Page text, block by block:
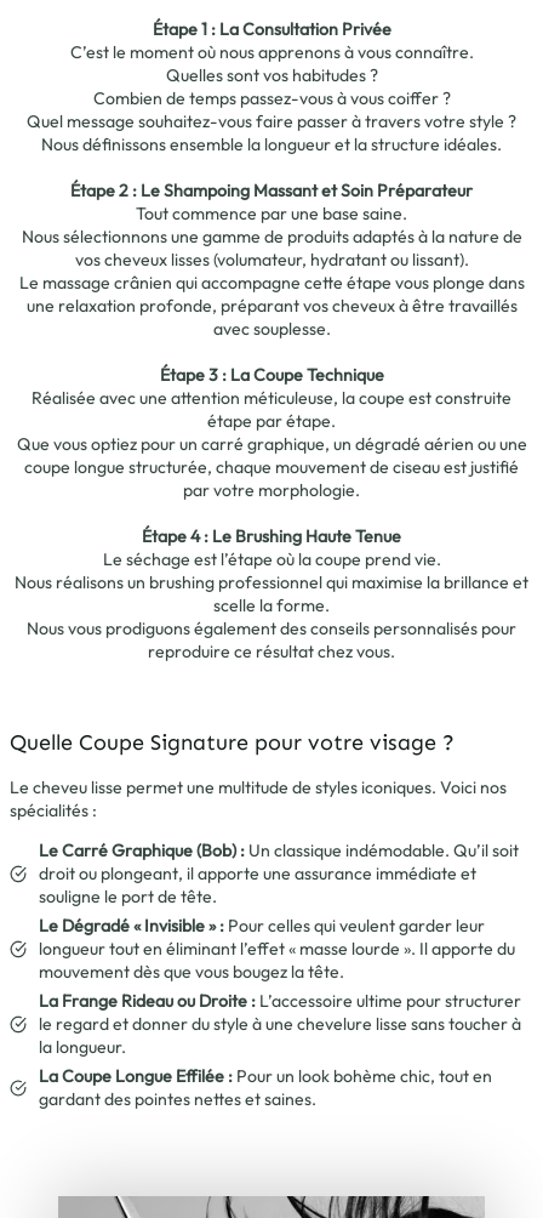
Étape 1 : La Consultation Privée
C’est le moment où nous apprenons à vous connaître.
Quelles sont vos habitudes ?
Combien de temps passez-vous à vous coiffer ?
Quel message souhaitez-vous faire passer à travers votre style ?
Nous définissons ensemble la longueur et la structure idéales.
Étape 2 : Le Shampoing Massant et Soin Préparateur
Tout commence par une base saine.
Nous sélectionnons une gamme de produits adaptés à la nature de
vos cheveux lisses (volumateur, hydratant ou lissant).
Le massage crânien qui accompagne cette étape vous plonge dans
une relaxation profonde, préparant vos cheveux à être travaillés
avec souplesse.
Étape 3 : La Coupe Technique
Réalisée avec une attention méticuleuse, la coupe est construite
étape par étape.
Que vous optiez pour un carré graphique, un dégradé aérien ou une
coupe longue structurée, chaque mouvement de ciseau est justifié
par votre morphologie.
Étape 4 : Le Brushing Haute Tenue
Le séchage est l’étape où la coupe prend vie.
Nous réalisons un brushing professionnel qui maximise la brillance et
scelle la forme.
Nous vous prodiguons également des conseils personnalisés pour
reproduire ce résultat chez vous.
Quelle Coupe Signature pour votre visage ?
Le cheveu lisse permet une multitude de styles iconiques. Voici nos
spécialités :
Le Carré Graphique (Bob) : Un classique indémodable. Qu’il soit
droit ou plongeant, il apporte une assurance immédiate et
souligne le port de tête.
Le Dégradé « Invisible » : Pour celles qui veulent garder leur
longueur tout en éliminant l’effet « masse lourde ». Il apporte du
mouvement dès que vous bougez la tête.
La Frange Rideau ou Droite : L’accessoire ultime pour structurer
le regard et donner du style à une chevelure lisse sans toucher à
la longueur.
La Coupe Longue Effilée : Pour un look bohème chic, tout en
gardant des pointes nettes et saines.